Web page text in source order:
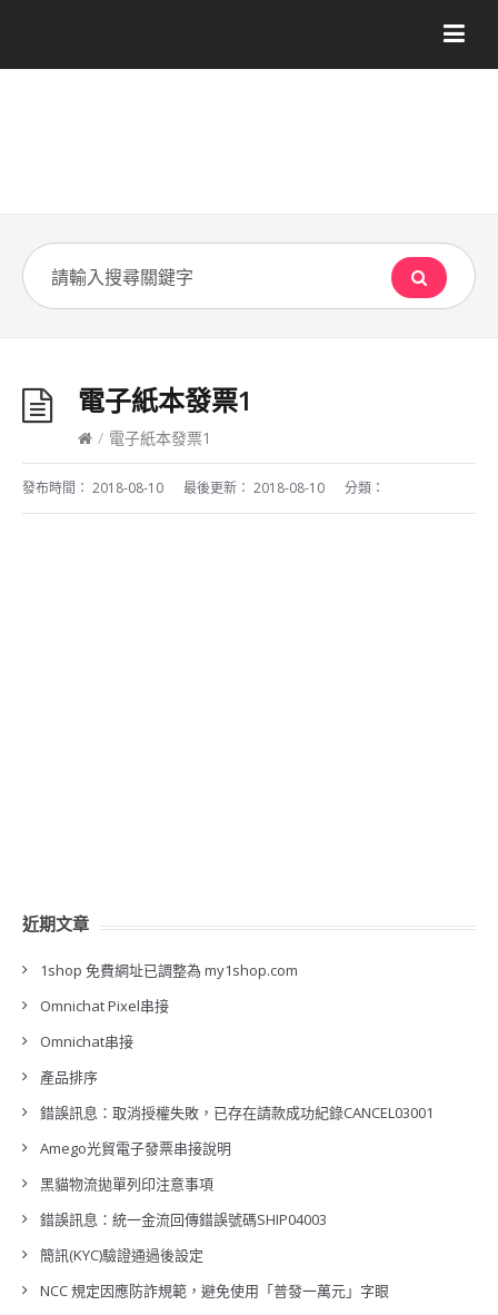
電子紙本發票1
/ 電子紙本發票1
發布時間： 2018-08-10 最後更新： 2018-08-10 分類：
近期文章
1shop 免費網址已調整為 my1shop.com
Omnichat Pixel串接
Omnichat串接
產品排序
錯誤訊息：取消授權失敗，已存在請款成功紀錄CANCEL03001
Amego光貿電子發票串接說明
黑貓物流拋單列印注意事項
錯誤訊息：統一金流回傳錯誤號碼SHIP04003
簡訊(KYC)驗證通過後設定
NCC 規定因應防詐規範，避免使用「普發一萬元」字眼